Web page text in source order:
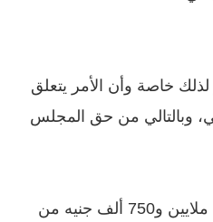
خاصة وأن الأمر يتعلق
وبالتالي من حق المجلس
ويحق لإنبي الحصول على 3 ملايين و750 ألف جنيه من